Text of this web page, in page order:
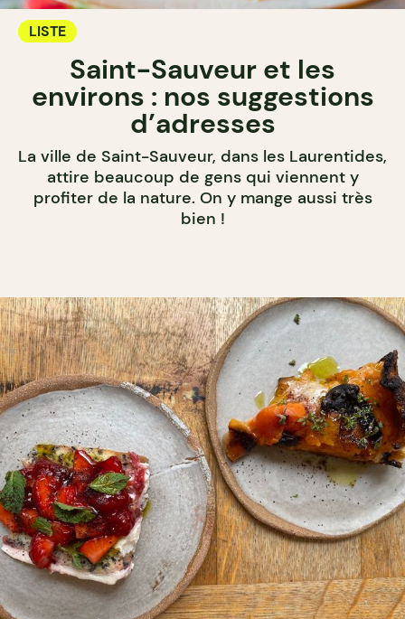
LISTE
Saint-Sauveur et les
environs : nos suggestions
d’adresses
La ville de Saint-Sauveur, dans les Laurentides,
attire beaucoup de gens qui viennent y
profiter de la nature. On y mange aussi très
bien !